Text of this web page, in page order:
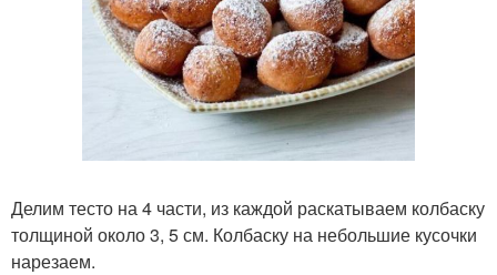
Делим тесто на 4 части, из каждой раскатываем колбаску
толщиной около 3, 5 см. Колбаску на небольшие кусочки
нарезаем.